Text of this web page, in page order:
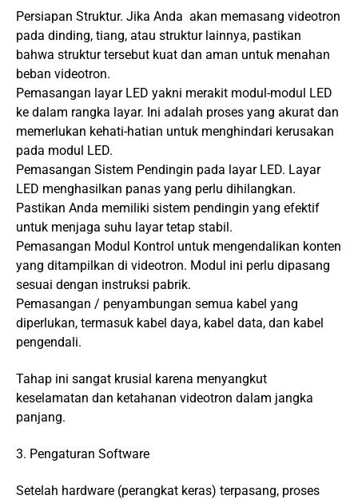
Persiapan Struktur. Jika Anda akan memasang videotron
pada dinding, tiang, atau struktur lainnya, pastikan
bahwa struktur tersebut kuat dan aman untuk menahan
beban videotron.
Pemasangan layar LED yakni merakit modul-modul LED
ke dalam rangka layar. Ini adalah proses yang akurat dan
memerlukan kehati-hatian untuk menghindari kerusakan
pada modul LED.
Pemasangan Sistem Pendingin pada layar LED. Layar
LED menghasilkan panas yang perlu dihilangkan.
Pastikan Anda memiliki sistem pendingin yang efektif
untuk menjaga suhu layar tetap stabil.
Pemasangan Modul Kontrol untuk mengendalikan konten
yang ditampilkan di videotron. Modul ini perlu dipasang
sesuai dengan instruksi pabrik.
Pemasangan / penyambungan semua kabel yang
diperlukan, termasuk kabel daya, kabel data, dan kabel
pengendali.
Tahap ini sangat krusial karena menyangkut
keselamatan dan ketahanan videotron dalam jangka
panjang.
3. Pengaturan Software
Setelah hardware (perangkat keras) terpasang, proses